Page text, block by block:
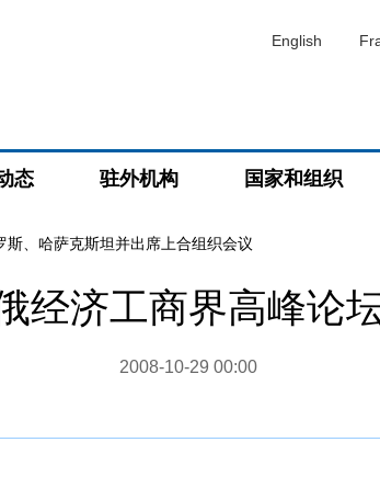
English
态 驻外机构 国家和组织
斯、哈萨克斯坦并出席上合组织会议
经济工商界高峰论
2008-10-29 00:00